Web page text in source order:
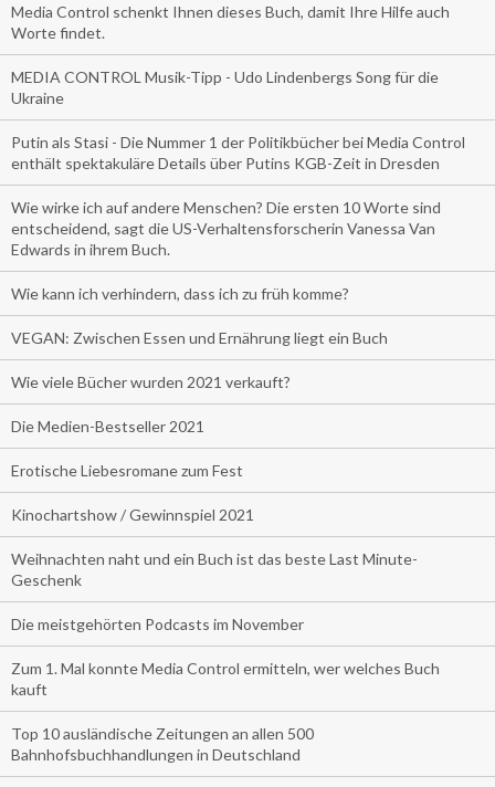
Media Control schenkt Ihnen dieses Buch, damit Ihre Hilfe auch
Worte findet.
MEDIA CONTROL Musik-Tipp - Udo Lindenbergs Song für die
Ukraine
Putin als Stasi - Die Nummer 1 der Politikbücher bei Media Control
enthält spektakuläre Details über Putins KGB-Zeit in Dresden
Wie wirke ich auf andere Menschen? Die ersten 10 Worte sind
entscheidend, sagt die US-Verhaltensforscherin Vanessa Van
Edwards in ihrem Buch.
Wie kann ich verhindern, dass ich zu früh komme?
VEGAN: Zwischen Essen und Ernährung liegt ein Buch
Wie viele Bücher wurden 2021 verkauft?
Die Medien-Bestseller 2021
Erotische Liebesromane zum Fest
Kinochartshow / Gewinnspiel 2021
Weihnachten naht und ein Buch ist das beste Last Minute-
Geschenk
Die meistgehörten Podcasts im November
Zum 1. Mal konnte Media Control ermitteln, wer welches Buch
kauft
Top 10 ausländische Zeitungen an allen 500
Bahnhofsbuchhandlungen in Deutschland